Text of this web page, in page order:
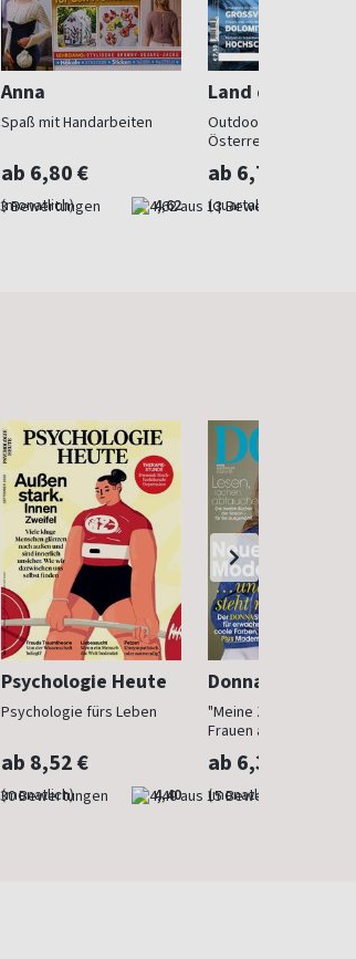
Anna
Spaß mit Handarbeiten
ab 6,80 €
(monatlich) 4,62
Land der Berge
Outdoorsport in
Österreich
ab 6,73 €
(quartalsweise)
Psychologie Heute
Psychologie fürs Leben
ab 8,52 €
(monatlich) 4,40
Donna
"Meine Zeit ist jetzt":
Frauen ab 40
ab 6,30 €
(monatlich)